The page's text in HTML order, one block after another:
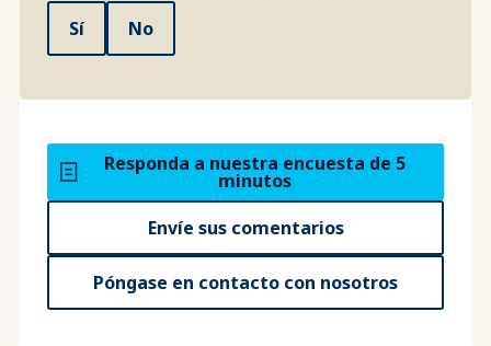
Sí No
Responda a nuestra encuesta de 5
minutos
Envíe sus comentarios
Póngase en contacto con nosotros